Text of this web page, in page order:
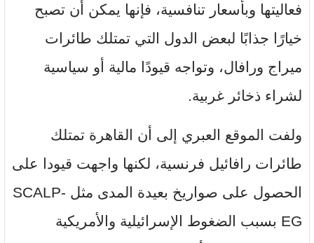
فعاليتها وبأسعار تنافسية، فإنها يمكن أن تصبح
خيارًا جذابًا لبعض الدول التي تمتلك طائرات
ميراج ورافال، وتواجه قيودًا مالية أو سياسية
لشراء ذخائر غربية.
ولفت الموقع العبري إلى أن القاهرة تمتلك
طائرات رافائيل فرنسية، لكنها واجهت قيودا على
الحصول على صواريخ بعيدة المدى مثل SCALP-
EG بسبب الضغوط الإسرائيلية والأمريكية